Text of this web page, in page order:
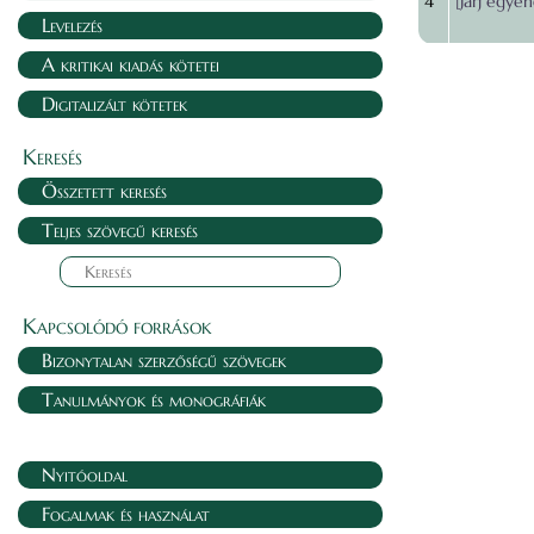
Levelezés
A kritikai kiadás kötetei
Digitalizált kötetek
Keresés
Összetett keresés
Teljes szövegű keresés
Kapcsolódó források
Bizonytalan szerzőségű szövegek
Tanulmányok és monográfiák
Nyitóoldal
Fogalmak és használat